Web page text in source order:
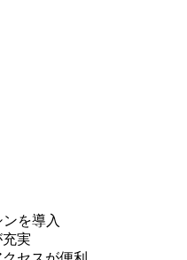
を導入
実